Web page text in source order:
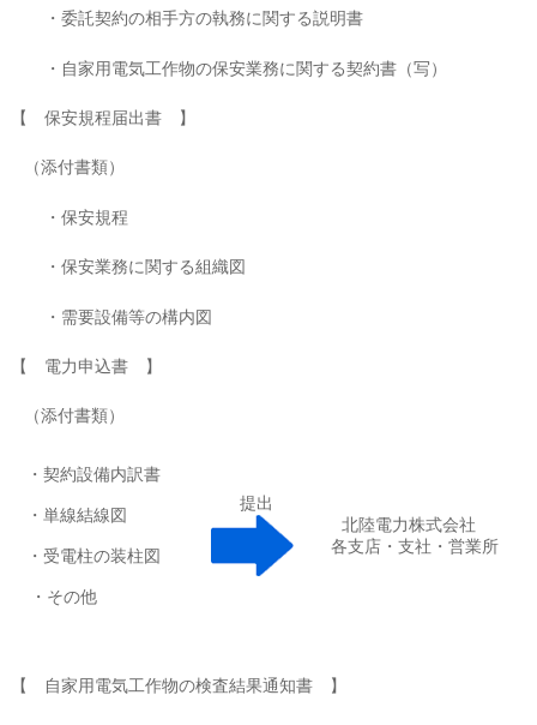
・委託契約の相手方の執務に関する説明書
・自家用電気工作物の保安業務に関する契約書（写）
【 保安規程届出書 】
（添付書類）
・保安規程
・保安業務に関する組織図
・需要設備等の構内図
【 電力申込書 】
（添付書類）
・契約設備内訳書
提出
北陸電力株式会社
各支店・支社・営業所
・単線結線図
・受電柱の装柱図
・その他
【 自家用電気工作物の検査結果通知書 】